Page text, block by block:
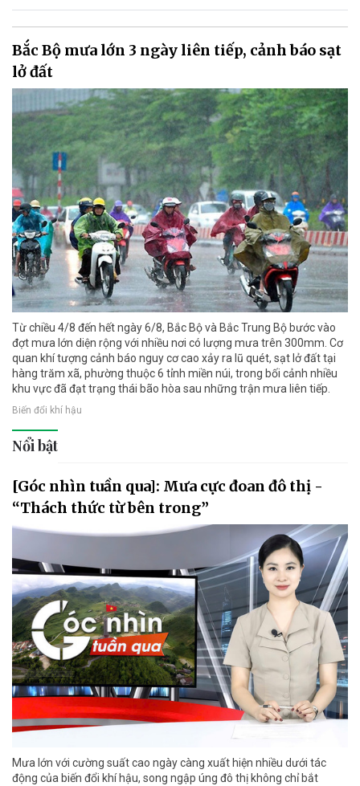
Bắc Bộ mưa lớn 3 ngày liên tiếp, cảnh báo sạt
lở đất
Từ chiều 4/8 đến hết ngày 6/8, Bắc Bộ và Bắc Trung Bộ bước vào
đợt mưa lớn diện rộng với nhiều nơi có lượng mưa trên 300mm. Cơ
quan khí tượng cảnh báo nguy cơ cao xảy ra lũ quét, sạt lở đất tại
hàng trăm xã, phường thuộc 6 tỉnh miền núi, trong bối cảnh nhiều
khu vực đã đạt trạng thái bão hòa sau những trận mưa liên tiếp.
Biến đổi khí hậu
Nổi bật
[Góc nhìn tuần qua]: Mưa cực đoan đô thị -
“Thách thức từ bên trong”
Mưa lớn với cường suất cao ngày càng xuất hiện nhiều dưới tác
động của biến đổi khí hậu, song ngập úng đô thị không chỉ bắt